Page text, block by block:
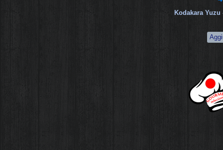
Kodakara Yuzu